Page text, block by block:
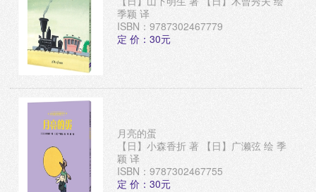
季颖 译
ISBN：9787302467779
定 价：30元
月亮的蛋
【日】小森香折 著 【日】广濑弦 绘 季
颖 译
ISBN：9787302467755
定 价：30元